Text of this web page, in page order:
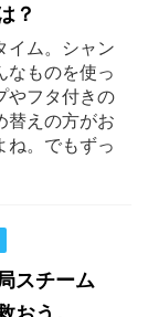
？
イム。シャン
なものを使っ
やフタ付きの
替えの方がお
ね。でもずっ
スチーム